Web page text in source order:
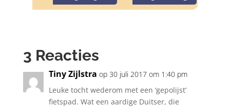
3 Reacties
Tiny Zijlstra op 30 juli 2017 om 1:40 pm
Leuke tocht wederom met een ‘gepolijst’
fietspad. Wat een aardige Duitser, die